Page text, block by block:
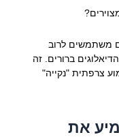
משתמשים לרוב
ברורים. זה
צרפתית "נקייה"
את